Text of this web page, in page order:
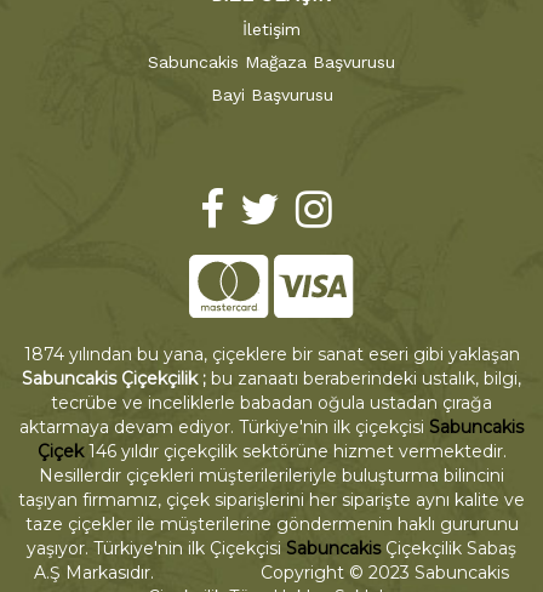
İletişim
Sabuncakis Mağaza Başvurusu
Bayi Başvurusu
1874 yılından bu yana, çiçeklere bir sanat eseri gibi yaklaşan
Sabuncakis Çiçekçilik ; bu zanaatı beraberindeki ustalık, bilgi,
tecrübe ve inceliklerle babadan oğula ustadan çırağa
aktarmaya devam ediyor. Türkiye'nin ilk çiçekçisi Sabuncakis
Çiçek146 yıldır çiçekçilik sektörüne hizmet vermektedir.
Nesillerdir çiçekleri müşterilerileriyle buluşturma bilincini
taşıyan firmamız, çiçek siparişlerini her siparişte aynı kalite ve
taze çiçekler ile müşterilerine göndermenin haklı gururunu
yaşıyor. Türkiye'nin ilk Çiçekçisi SabuncakisÇiçekçilik Sabaş
A.Ş Markasıdır. Copyright © 2023 Sabuncakis